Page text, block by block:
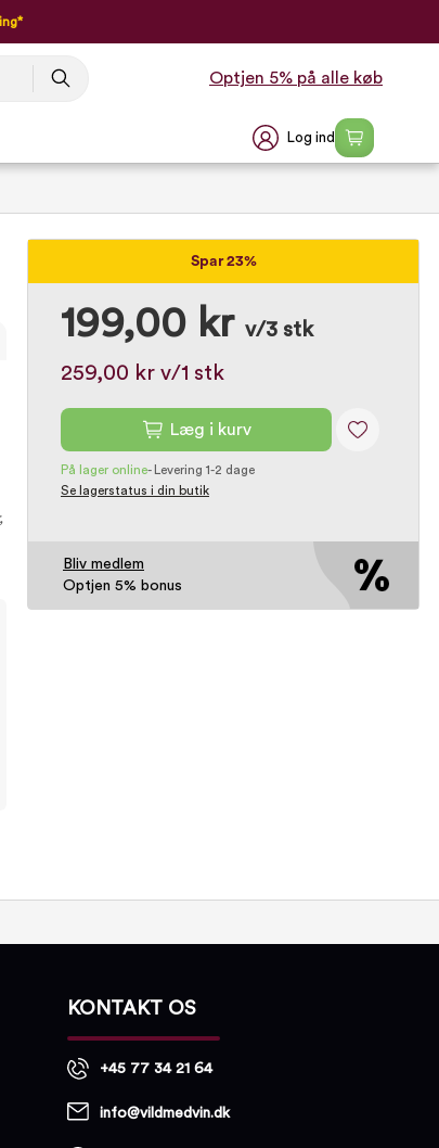
Optjen 5% på alle køb
Log ind
Spar 23%
199,00 kr v/3 stk
259,00 kr v/1 stk
Læg i kurv
På lager online-
Levering 1-2 dage
Se lagerstatus i din butik
Bliv medlem
Optjen 5% bonus
KONTAKT OS
+45 77 34 21 64
info@vildmedvin.dk